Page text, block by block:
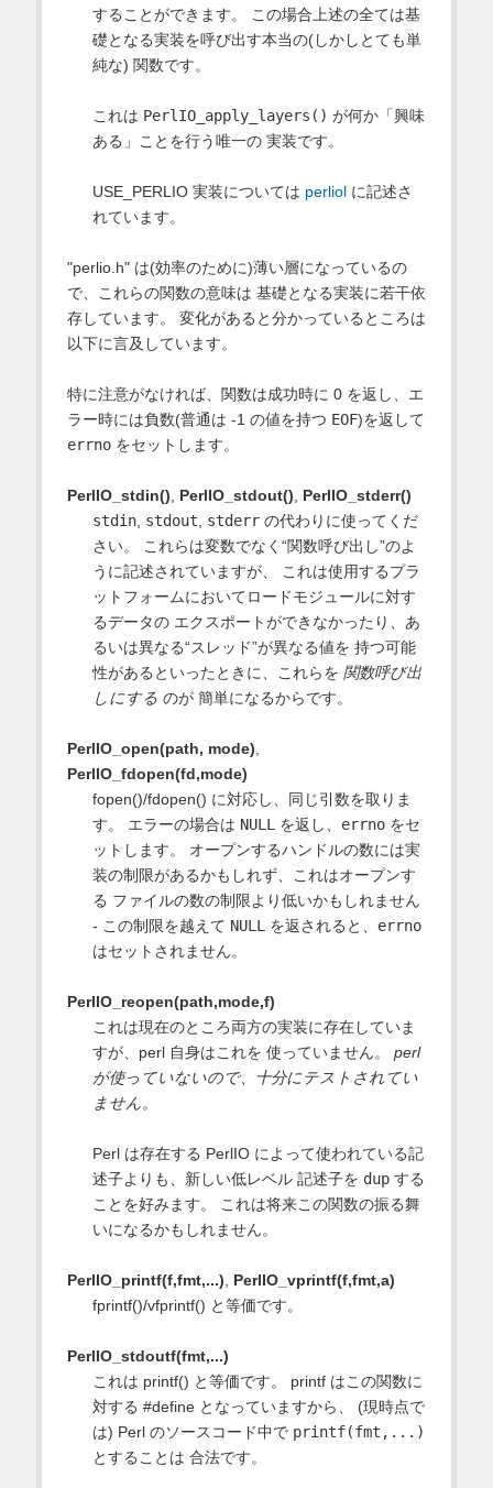
することができます。 この場合上述の全ては基
礎となる実装を呼び出す本当の(しかしとても単
純な) 関数です。
これは PerlIO_apply_layers() が何か「興味
ある」ことを行う唯一の 実装です。
USE_PERLIO 実装については perliolに記述さ
れています。
"perlio.h" は(効率のために)薄い層になっているの
で、これらの関数の意味は 基礎となる実装に若干依
存しています。 変化があると分かっているところは
以下に言及しています。
特に注意がなければ、関数は成功時に 0 を返し、エ
ラー時には負数(普通は -1 の値を持つ EOF)を返して
errnoをセットします。
PerlIO_stdin() PerlIO_stdout()
PerlIO_stderr()
stdin, stdout stderrの代わりに使ってくだ
さい。 これらは変数でなく“関数呼び出し”のよ
うに記述されていますが、 これは使用するプラ
ットフォームにおいてロードモジュールに対す
るデータの エクスポートができなかったり、あ
るいは異なる“スレッド”が異なる値を 持つ可能
性があるといったときに、これらを 関数呼び出
しにする のが 簡単になるからです。
PerlIO_open(path, mode)
PerlIO_fdopen(fd,mode)
fopen()/fdopen() に対応し、同じ引数を取りま
す。 エラーの場合は NULL を返し、 errnoをセ
ットします。 オープンするハンドルの数には実
装の制限があるかもしれず、これはオープンす
る ファイルの数の制限より低いかもしれません
- この制限を越えて NULL を返されると、 errno
はセットされません。
PerlIO_reopen(path,mode,f)
これは現在のところ両方の実装に存在していま
すが、perl 自身はこれを 使っていません。 perl
が使っていないので、十分にテストされてい
ません。
Perl は存在する PerlIO によって使われている記
述子よりも、新しい低レベル 記述子を dupする
ことを好みます。 これは将来この関数の振る舞
いになるかもしれません。
PerlIO_printf(f,fmt,...), PerlIO_vprintf(f,fmt,a)
fprintf()/vfprintf() と等価です。
PerlIO_stdoutf(fmt,...)
これは printf() と等価です。 printf はこの関数に
対する #define となっていますから、 (現時点で
は) Perl のソースコード中で printf(fmt,...)
とすることは 合法です。